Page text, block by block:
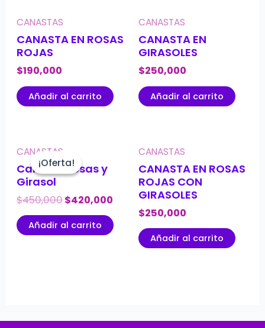
CANASTAS
CANASTA EN ROSAS
ROJAS
$190,000
Añadir al carrito
CANASTAS
CANASTA EN
GIRASOLES
$250,000
Añadir al carrito
¡Oferta!
¡Oferta!
CANASTAS
Canasta rosas y
Girasol
$450,000$420,000
Añadir al carrito
CANASTAS
CANASTA EN ROSAS
ROJAS CON
GIRASOLES
$250,000
Añadir al carrito